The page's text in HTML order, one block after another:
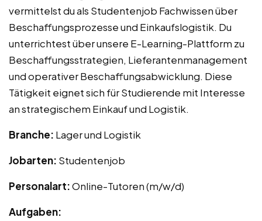
vermittelst du als Studentenjob Fachwissen über
Beschaffungsprozesse und Einkaufslogistik. Du
unterrichtest über unsere E-Learning-Plattform zu
Beschaffungsstrategien, Lieferantenmanagement
und operativer Beschaffungsabwicklung. Diese
Tätigkeit eignet sich für Studierende mit Interesse
an strategischem Einkauf und Logistik.
Branche: Lager und Logistik
Jobarten: Studentenjob
Personalart:Online-Tutoren (m/w/d)
Aufgaben: